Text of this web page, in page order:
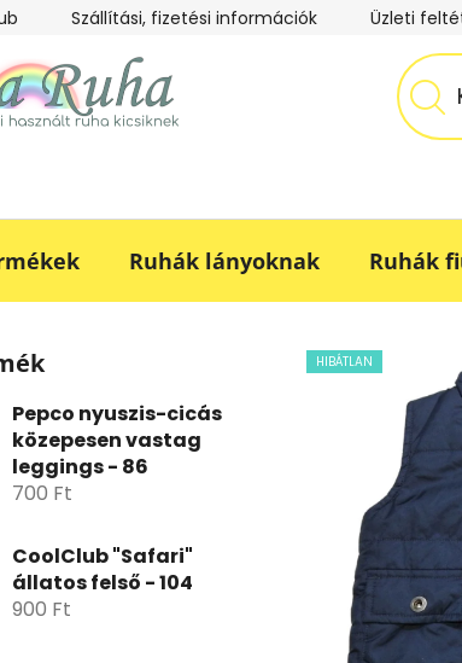
Szállítási, fizetési információk Üzleti
Ruhák lányoknak Ruhák
Pepco nyuszis-cicás
közepesen vastag
leggings - 86
700 Ft
CoolClub "Safari"
állatos felső - 104
900 Ft
HIBÁTLAN